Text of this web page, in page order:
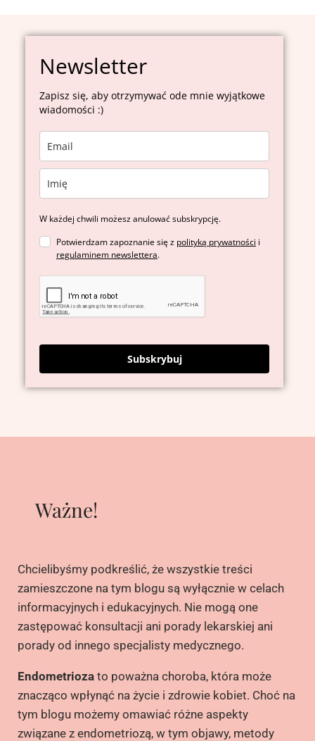
Newsletter
Zapisz się, aby otrzymywać ode mnie wyjątkowe
wiadomości :)
W każdej chwili możesz anulować subskrypcję.
Potwierdzam zapoznanie się z polityką prywatności i
regulaminem newslettera.
Subskrybuj
Ważne!
Chcielibyśmy podkreślić, że wszystkie treści
zamieszczone na tym blogu są wyłącznie w celach
informacyjnych i edukacyjnych. Nie mogą one
zastępować konsultacji ani porady lekarskiej ani
porady od innego specjalisty medycznego.
Endometrioza to poważna choroba, która może
znacząco wpłynąć na życie i zdrowie kobiet. Choć na
tym blogu możemy omawiać różne aspekty
związane z endometriozą, w tym objawy, metody